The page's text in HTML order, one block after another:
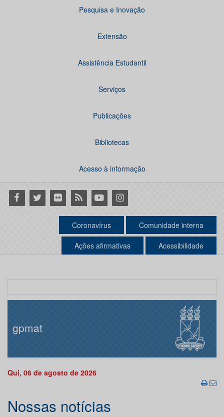
Pesquisa e Inovação
Extensão
Assistência Estudantil
Serviços
Publicações
Bibliotecas
Acesso à informação
Facebook
Twitter Flickr RSS YoutubeInstagram
Coronavírus Comunidade interna
Ações afirmativas Acessibilidade
gpmat
Qui, 06 de agosto de 2026
Nossas notícias